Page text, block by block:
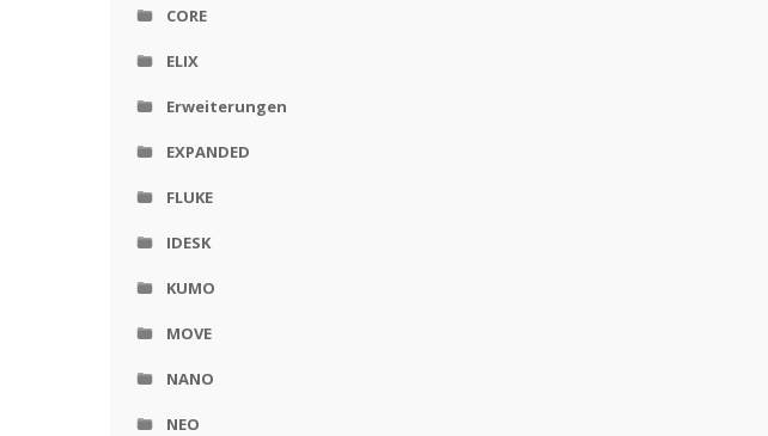
CORE
ELIX
Erweiterungen
EXPANDED
FLUKE
IDESK
KUMO
MOVE
NANO
NEO